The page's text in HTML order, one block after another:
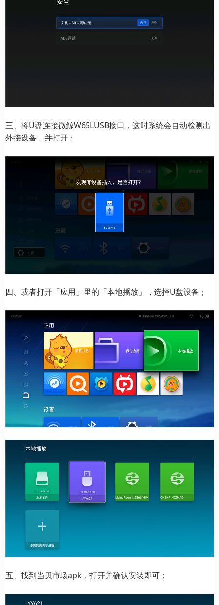
三、将U盘连接微鲸W65LUSB接口，这时系统会自动检测出
外接设备，并打开；
四、或者打开「应用」里的「本地播放」，选择U盘设备；
五、找到当贝市场apk，打开并确认安装即可；